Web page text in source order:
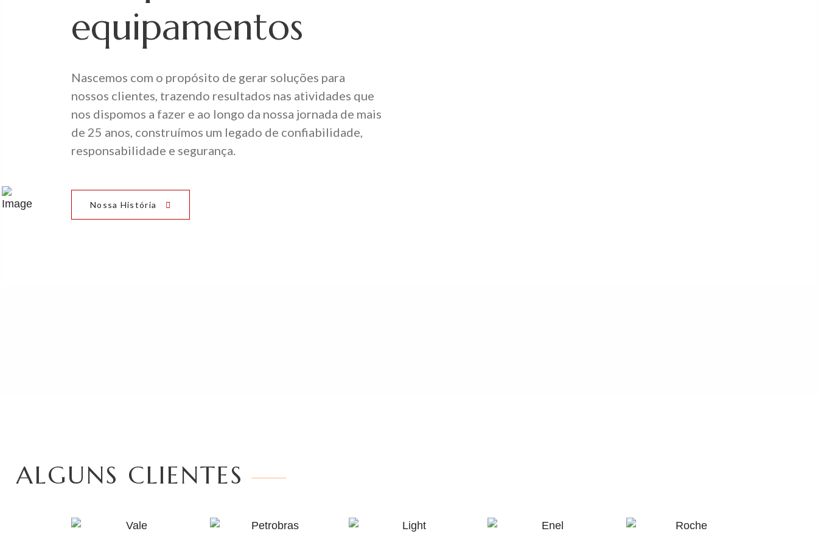
equipamentos
Nascemos com o propósito de gerar soluções para
nossos clientes, trazendo resultados nas atividades que
nos dispomos a fazer e ao longo da nossa jornada de mais
de 25 anos, construímos um legado de confiabilidade,
responsabilidade e segurança.
Nossa História
ALGUNS CLIENTES